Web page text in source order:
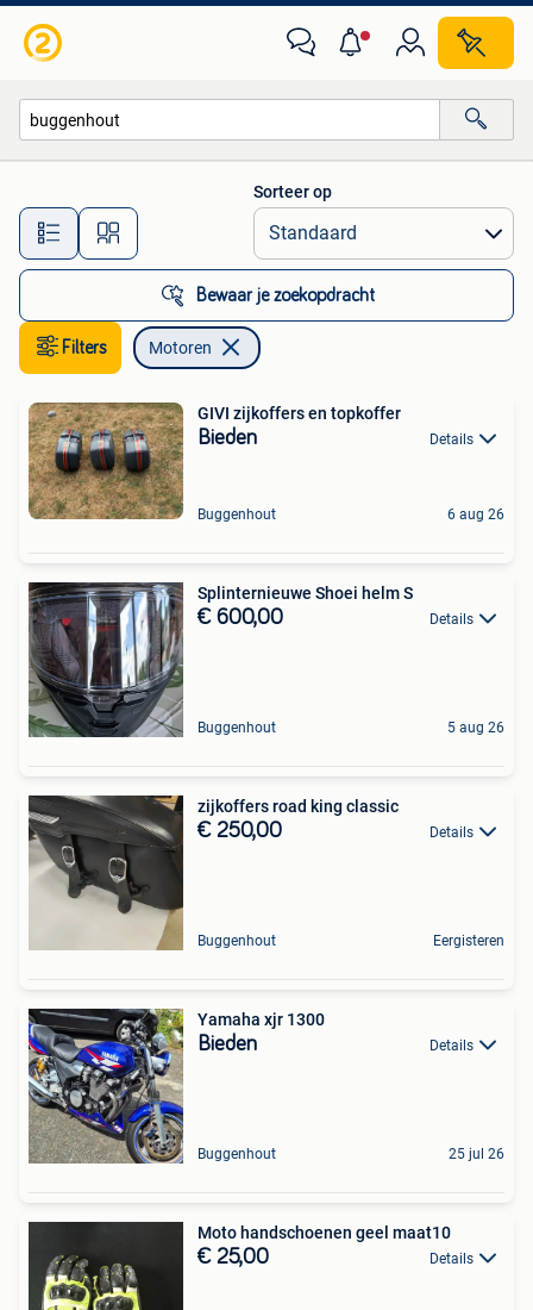
Alle afstanden…
Sorteer op
Bewaar je zoekopdracht
Filters Motoren
GIVI zijkoffers en topkoffer
Bieden Details
Buggenhout 6 aug 26
Splinternieuwe Shoei helm S
€ 600,00 Details
Buggenhout 5 aug 26
zijkoffers road king classic
€ 250,00 Details
Buggenhout Eergisteren
Yamaha xjr 1300
Bieden Details
Buggenhout 25 jul 26
Moto handschoenen geel maat10
€ 25,00 Details